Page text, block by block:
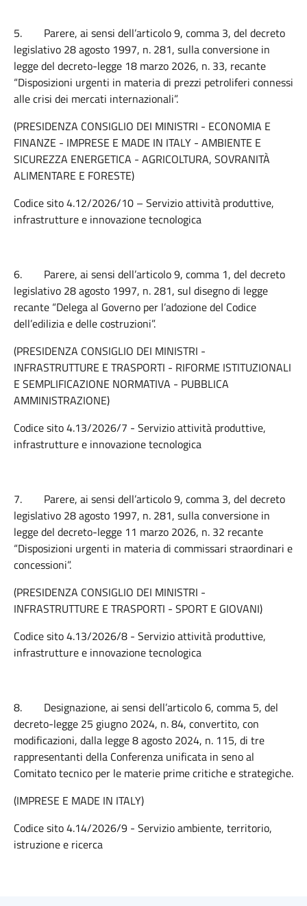
5. Parere, ai sensi dell’articolo 9, comma 3, del decreto
legislativo 28 agosto 1997, n. 281, sulla conversione in
legge del decreto-legge 18 marzo 2026, n. 33, recante
“Disposizioni urgenti in materia di prezzi petroliferi connessi
alle crisi dei mercati internazionali”.
(PRESIDENZA CONSIGLIO DEI MINISTRI - ECONOMIA E
FINANZE - IMPRESE E MADE IN ITALY - AMBIENTE E
SICUREZZA ENERGETICA - AGRICOLTURA, SOVRANITÀ
ALIMENTARE E FORESTE)
Codice sito 4.12/2026/10 – Servizio attività produttive,
infrastrutture e innovazione tecnologica
6. Parere, ai sensi dell’articolo 9, comma 1, del decreto
legislativo 28 agosto 1997, n. 281, sul disegno di legge
recante “Delega al Governo per l’adozione del Codice
dell’edilizia e delle costruzioni”.
(PRESIDENZA CONSIGLIO DEI MINISTRI -
INFRASTRUTTURE E TRASPORTI - RIFORME ISTITUZIONALI
E SEMPLIFICAZIONE NORMATIVA - PUBBLICA
AMMINISTRAZIONE)
Codice sito 4.13/2026/7 - Servizio attività produttive,
infrastrutture e innovazione tecnologica
7. Parere, ai sensi dell’articolo 9, comma 3, del decreto
legislativo 28 agosto 1997, n. 281, sulla conversione in
legge del decreto-legge 11 marzo 2026, n. 32 recante
“Disposizioni urgenti in materia di commissari straordinari e
concessioni”.
(PRESIDENZA CONSIGLIO DEI MINISTRI -
INFRASTRUTTURE E TRASPORTI - SPORT E GIOVANI)
Codice sito 4.13/2026/8 - Servizio attività produttive,
infrastrutture e innovazione tecnologica
8. Designazione, ai sensi dell’articolo 6, comma 5, del
decreto-legge 25 giugno 2024, n. 84, convertito, con
modificazioni, dalla legge 8 agosto 2024, n. 115, di tre
rappresentanti della Conferenza unificata in seno al
Comitato tecnico per le materie prime critiche e strategiche.
(IMPRESE E MADE IN ITALY)
Codice sito 4.14/2026/9 - Servizio ambiente, territorio,
istruzione e ricerca